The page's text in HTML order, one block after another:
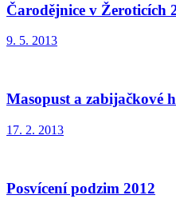
Čarodějnice v Žeroticích
9. 5. 2013
Masopust a zabijačkové
17. 2. 2013
Posvícení podzim 2012